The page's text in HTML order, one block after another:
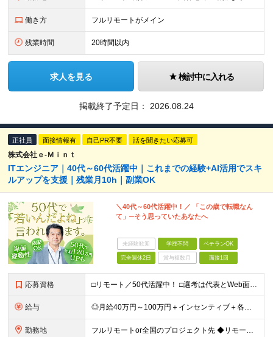
働き方 フルリモートがメイン
残業時間 20時間以内
求人を見る 検討中に入れる
掲載終了予定日： 2026.08.24
正社員 面接情報有 自己PR不要 話を聞きたい応募可
株式会社ｅ‐Ｍｉｎｔ
ITエンジニア｜40代～60代活躍中｜これまでの経験+AI活用でスキ
ルアップを支援｜残業月10h｜副業OK
＼40代～60代活躍中！／ 「この歳で転職なん
て」─そう思っていたあなたへ
未経験歓迎 学歴不問 ベテランOK
完全週休2日 賞与複数月 面接1回
応募資格 □リモート／50代活躍中！ □選考は代表とWeb面談1回のみ □カジュアル面談も大歓迎！ 【応募条件】 ◎ITエンジニアの開発の実務経験をお持ちの方 └言語・業界・ジャンル不問（インフラ案件も多数！
給与 ◎月給40万円～100万円＋インセンティブ＋各種手当 ・年収120万〜300万円UPの実績も！ ・平均年収UP率は1.1～1.3倍 ・案件単価100%公開 × 単価連動の給与制度 ・能力等を考慮の上
勤務地 フルリモートor全国のプロジェクト先 ◆リモート実施率80% ◆UIターン歓迎！転勤なし ※(変更の範囲)上記を除く当社関連勤務地 本社：東京都新宿区西新宿3-9-23 西新宿大和ビル3F ＼AI